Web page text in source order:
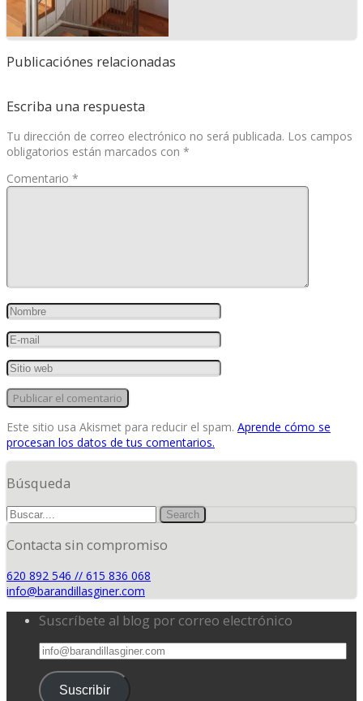
Publicaciónes relacionadas
Escriba una respuesta
Tu dirección de correo electrónico no será publicada. Los campos
obligatorios están marcados con *
Comentario *
Este sitio usa Akismet para reducir el spam. Aprende cómo se
procesan los datos de tus comentarios.
Búsqueda
Contacta sin compromiso
620 892 546 // 615 836 068
info@barandillasginer.com
Suscríbete al blog por correo electrónico
info@barandillasginer.com
Suscribir